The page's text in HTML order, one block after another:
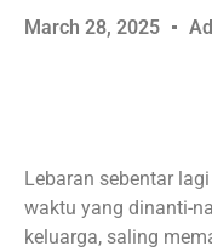
March 28, 2025
Lebaran sebentar
waktu yang dinanti-
keluarga, saling